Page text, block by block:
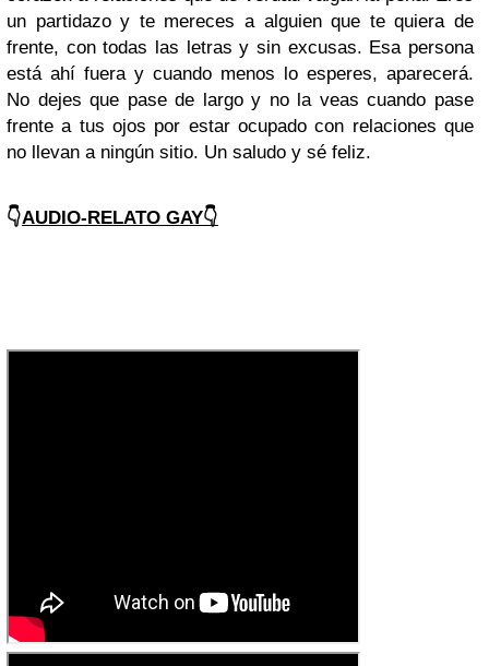
un partidazo y te mereces a alguien que te quiera de
frente, con todas las letras y sin excusas. Esa persona
está ahí fuera y cuando menos lo esperes, aparecerá.
No dejes que pase de largo y no la veas cuando pase
frente a tus ojos por estar ocupado con relaciones que
no llevan a ningún sitio. Un saludo y sé feliz.
👇AUDIO-RELATO GAY👇